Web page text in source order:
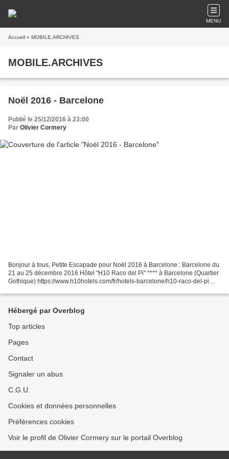
MENU
Accueil » MOBILE.ARCHIVES
MOBILE.ARCHIVES
Noël 2016 - Barcelone
Publié le 25/12/2016 à 23:00
Par Olivier Cormery
Bonjour à tous, Petite Escapade pour Noël 2016 à Barcelone : Barcelone du
21 au 25 décembre 2016 Hôtel "H10 Raco del Pi" **** à Barcelone (Quartier
Gothique) https://www.h10hotels.com/fr/hotels-barcelone/h10-raco-del-pi
Hébergé par Overblog
Top articles
Pages
Contact
Signaler un abus
C.G.U.
Cookies et données personnelles
Préférences cookies
Voir le profil de Olivier Cormery sur le portail Overblog